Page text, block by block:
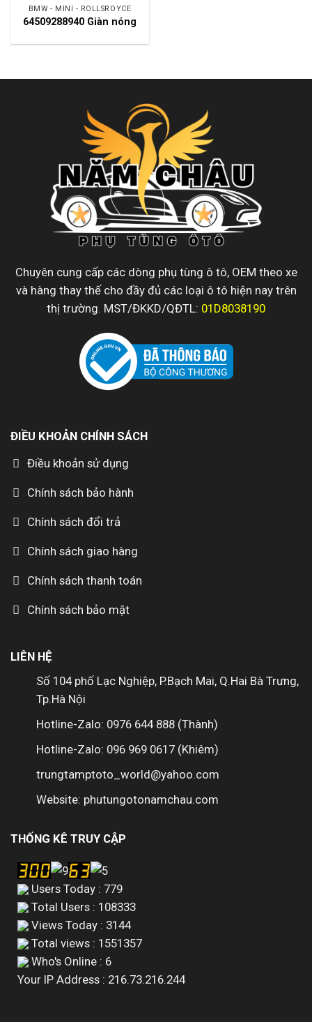
BMW - MINI - ROLLSROYCE
64509288940 Giàn nóng
Chuyên cung cấp các dòng phụ tùng ô tô, OEM theo xe
và hàng thay thế cho đầy đủ các loại ô tô hiện nay trên
thị trường. MST/ĐKKD/QĐTL: 01D8038190
ĐIỀU KHOẢN CHÍNH SÁCH
Điều khoản sử dụng
Chính sách bảo hành
Chính sách đổi trả
Chính sách giao hàng
Chính sách thanh toán
Chính sách bảo mật
LIÊN HỆ
Số 104 phố Lạc Nghiệp, P.Bạch Mai, Q.Hai Bà Trưng,
Tp.Hà Nội
Hotline-Zalo: 0976 644 888 (Thành)
Hotline-Zalo: 096 969 0617 (Khiêm)
trungtamptoto_world@yahoo.com
Website: phutungotonamchau.com
THỐNG KÊ TRUY CẬP
Users Today : 779
Total Users : 108333
Views Today : 3144
Total views : 1551357
Who's Online : 6
Your IP Address : 216.73.216.244